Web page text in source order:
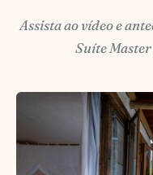
Assista ao vídeo e
Suíte